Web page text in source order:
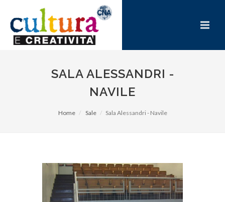
SALA ALESSANDRI -
NAVILE
Home Sale Sala Alessandri - Navile